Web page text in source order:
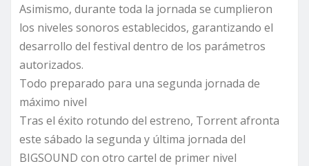
Asimismo, durante toda la jornada se cumplieron
los niveles sonoros establecidos, garantizando el
desarrollo del festival dentro de los parámetros
autorizados.
Todo preparado para una segunda jornada de
máximo nivel
Tras el éxito rotundo del estreno, Torrent afronta
este sábado la segunda y última jornada del
BIGSOUND con otro cartel de primer nivel